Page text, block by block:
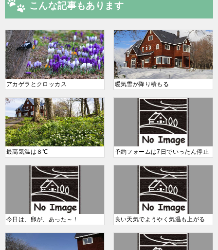
こんな記事もあります
アカゲラとクロッカス 暖気雪が降り積もる
最高気温は８℃ 予約フォームは7日でいったん停止
今日は、卵が、あった～！ 良い天気でようやく気温も上がる